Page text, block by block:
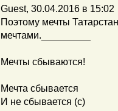
Guest, 30.04.2016 в 15:02
Поэтому мечты
мечтами._________
Мечты сбываются!
Мечта сбывается
И не сбывается (с)